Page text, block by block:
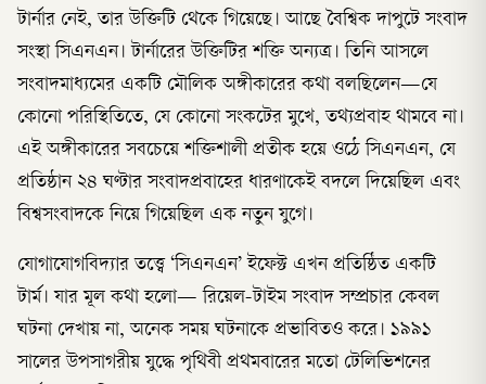
টার্নার নেই, তার উক্তিটি থেকে গিয়েছে। আছে বৈশ্বিক দাপুটে সংবাদ
সংস্থা সিএনএন। টার্নারের উক্তিটির শক্তি অন্যত্র। তিনি আসলে
সংবাদমাধ্যমের একটি মৌলিক অঙ্গীকারের কথা বলছিলেন—যে
কোনো পরিস্থিতিতে, যে কোনো সংকটের মুখে, তথ্যপ্রবাহ থামবে না।
এই অঙ্গীকারের সবচেয়ে শক্তিশালী প্রতীক হয়ে ওঠে সিএনএন, যে
প্রতিষ্ঠান ২৪ ঘণ্টার সংবাদপ্রবাহের ধারণাকেই বদলে দিয়েছিল এবং
বিশ্বসংবাদকে নিয়ে গিয়েছিল এক নতুন যুগে।
যোগাযোগবিদ্যার তত্ত্বে ‘সিএনএন’ ইফেক্ট এখন প্রতিষ্ঠিত একটি
টার্ম। যার মূল কথা হলো— রিয়েল-টাইম সংবাদ সম্প্রচার কেবল
ঘটনা দেখায় না, অনেক সময় ঘটনাকে প্রভাবিতও করে। ১৯৯১
সালের উপসাগরীয় যুদ্ধে পৃথিবী প্রথমবারের মতো টেলিভিশনের